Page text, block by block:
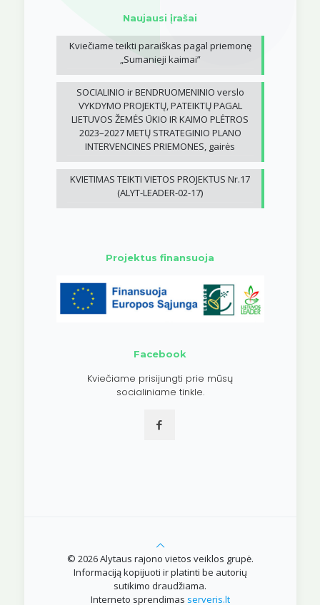
Naujausi įrašai
Kviečiame teikti paraiškas pagal priemonę
„Sumanieji kaimai”
SOCIALINIO ir BENDRUOMENINIO verslo
VYKDYMO PROJEKTŲ, PATEIKTŲ PAGAL
LIETUVOS ŽEMĖS ŪKIO IR KAIMO PLĖTROS
2023–2027 METŲ STRATEGINIO PLANO
INTERVENCINES PRIEMONES, gairės
KVIETIMAS TEIKTI VIETOS PROJEKTUS Nr.17
(ALYT-LEADER-02-17)
Projektus finansuoja
Facebook
Kviečiame prisijungti prie mūsų
socialiniame tinkle.
© 2026 Alytaus rajono vietos veiklos grupė.
Informaciją kopijuoti ir platinti be autorių
sutikimo draudžiama.
Interneto sprendimas serveris.lt